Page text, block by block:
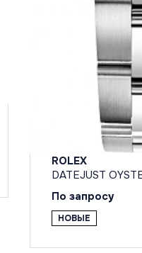
ROLEX
DATEJUST
По запросу
НОВЫЕ